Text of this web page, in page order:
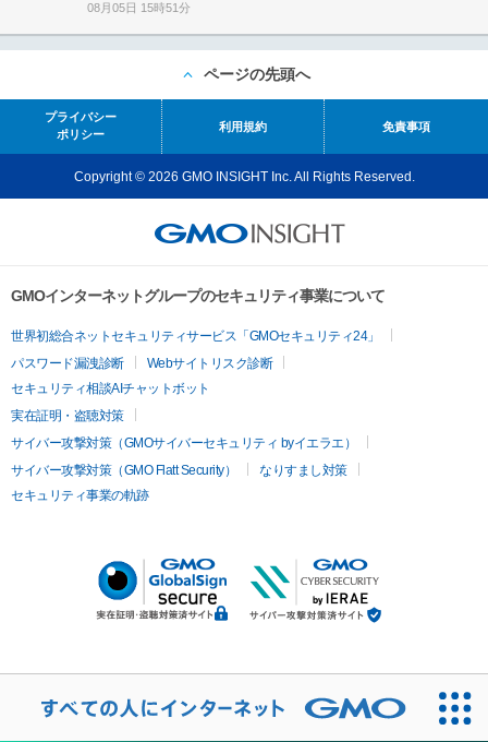
08月05日 15時51分
ページの先頭へ
プライバシー
ポリシー
利用規約 免責事項
Copyright © 2026 GMO INSIGHT Inc. All Rights Reserved.
GMOインターネットグループのセキュリティ事業について
世界初総合ネットセキュリティサービス「GMOセキュリティ24」
パスワード漏洩診断
Webサイトリスク診断
セキュリティ相談AIチャットボット
実在証明・盗聴対策
サイバー攻撃対策（GMOサイバーセキュリティ byイエラエ）
サイバー攻撃対策（GMO Flatt Security）
なりすまし対策
セキュリティ事業の軌跡